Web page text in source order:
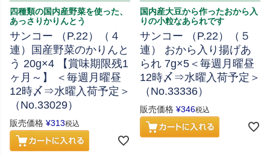
四種類の国内産野菜を使った、
あっさりかりんとう
サンコー （P.22）（４
連）国産野菜のかりんと
う 20g×4 【賞味期限残1
ヶ月～】 ＜毎週月曜昼
12時〆⇒水曜入荷予定＞
（No.33029）
販売価格 ¥313税込
国内産大豆から作ったおから入
りの小粒なあられです
サンコー （P.22）（５
連） おから入り揚げあ
られ 7g×5＜毎週月曜昼
12時〆⇒水曜入荷予定＞
（No.33336）
販売価格 ¥346税込